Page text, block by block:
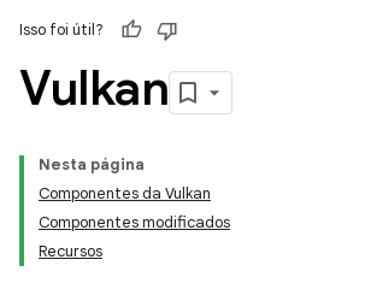
Isso foi útil?
Vulkan
Nesta página
Componentes da Vulkan
Componentes modificados
Recursos